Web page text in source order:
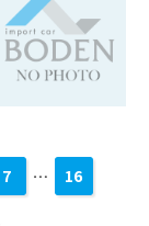
7 … 16